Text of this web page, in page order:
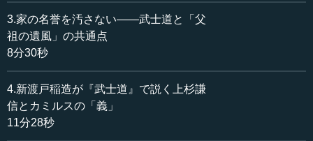
お話をいただきます。どうぞよろしくお願いいたします。
本村 どうも。
―― 今回、「父祖の遺風」については、本村先生の『テ
ンミニッツTV』講義でこれまでもいろいろご言及いただい
ています。やはりこれが武士道的な伝統との共通性が非常
3.家の名誉を汚さない――武士道と「父
祖の遺風」の共通点
8分30秒
4.新渡戸稲造が『武士道』で説く上杉謙
信とカミルスの「義」
11分28秒